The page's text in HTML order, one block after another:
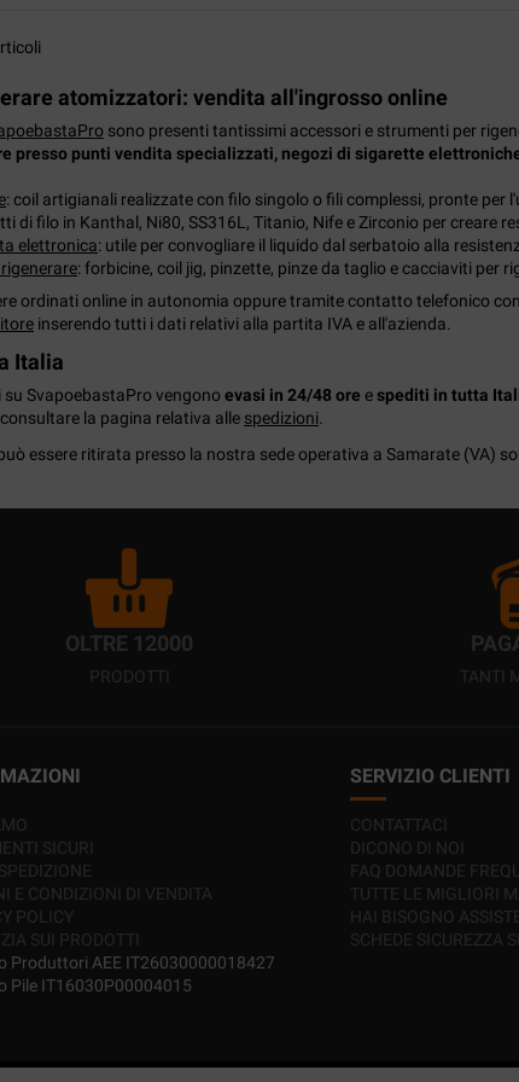
atomizzatori: vendita all'ingrosso online
sono presenti tantissimi accessori e strumenti per
presso punti vendita specializzati, negozi di sigarette
: coil artigianali realizzate con filo singolo o fili complessi, pronte per
di filo in Kanthal, Ni80, SS316L, Titanio, Nife e Zirconio per creare
elettronica: utile per convogliare il liquido dal serbatoio alla
: forbicine, coil jig, pinzette, pinze da taglio e cacciaviti per
ordinati online in autonomia oppure tramite contatto telefonico
inserendo tutti i dati relativi alla partita IVA e all'azienda.
Italia
SvapoebastaPro vengonoevasi in 24/48 ore espediti in tutta
la pagina relativa alle spedizioni
essere ritirata presso la nostra sede operativa a Samarate (VA)
OLTRE 12000
PRODOTTI TANTI
SICURI
E CONDIZIONI DI VENDITA
POLICY
SUI PRODOTTI
Produttori AEE IT26030000018427
Pile IT16030P00004015
SERVIZIO CLIENTI
CONTATTACI
DICONO DI NOI
FAQ DOMANDE
TUTTE LE MIGLIORI
HAI BISOGNO
SCHEDE SICUREZZA